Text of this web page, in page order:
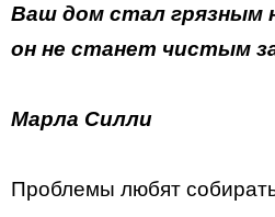
Ваш дом стал грязным
он не станет чистым
Марла Силли
Проблемы любят